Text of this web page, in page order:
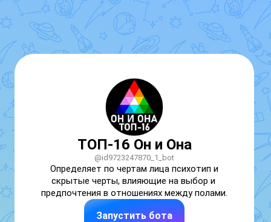
ТОП-16 Он и Она
@id9723247870_1_bot
Определяет по чертам лица психотип и
скрытые черты, влияющие на выбор и
предпочтения в отношениях между полами.
Запустить бота